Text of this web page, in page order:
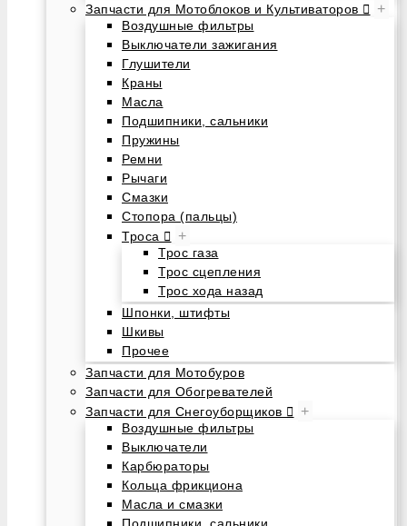
Запчасти для Мотоблоков и Культиваторов
+
Воздушные фильтры
Выключатели зажигания
Глушители
Краны
Масла
Подшипники, сальники
Пружины
Ремни
Рычаги
Смазки
Стопора (пальцы)
Троса
+
Трос газа
Трос сцепления
Трос хода назад
Шпонки, штифты
Шкивы
Прочее
Запчасти для Мотобуров
Запчасти для Обогревателей
Запчасти для Снегоуборщиков
+
Воздушные фильтры
Выключатели
Карбюраторы
Кольца фрикциона
Масла и смазки